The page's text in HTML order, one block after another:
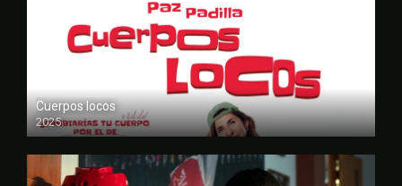
Cuerpos locos
2025
FULL HD